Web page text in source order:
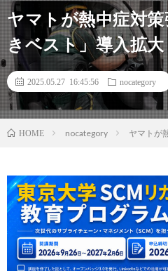
ヤマトが熱中症対
きベスト」導入拡大
2025.05.27 16:45:56 nocategory
HOME nocategory ヤマトが